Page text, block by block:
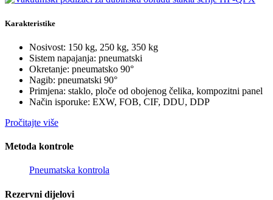
Karakteristike
Nosivost: 150 kg, 250 kg, 350 kg
Sistem napajanja: pneumatski
Okretanje: pneumatsko 90°
Nagib: pneumatski 90°
Primjena: staklo, ploče od obojenog čelika, kompozitni panel
Način isporuke: EXW, FOB, CIF, DDU, DDP
Pročitajte više
Metoda kontrole
Pneumatska kontrola
Rezervni dijelovi